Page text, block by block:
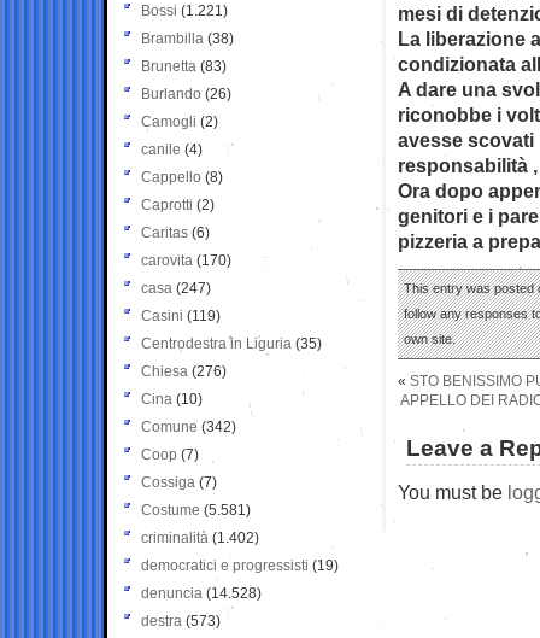
mesi di
La liberazione
condizionata
A dare una
riconobbe i
avesse scovati
responsabilità
Ora dopo
genitori e i
pizzeria a
This entry was posted
follow any responses
own site.
« STO BENISSIMO
APPELLO DEI
Leave a
You must be
Bossi (1.221)
Brambilla (38)
Brunetta (83)
Burlando (26)
Camogli (2)
canile (4)
Cappello (8)
Caprotti (2)
Caritas (6)
carovita (170)
casa (247)
Casini (119)
Centrodestra in Liguria (35)
Chiesa (276)
Cina (10)
Comune (342)
Coop (7)
Cossiga (7)
Costume (5.581)
criminalità (1.402)
democratici e progressisti (19)
denuncia (14.528)
destra (573)